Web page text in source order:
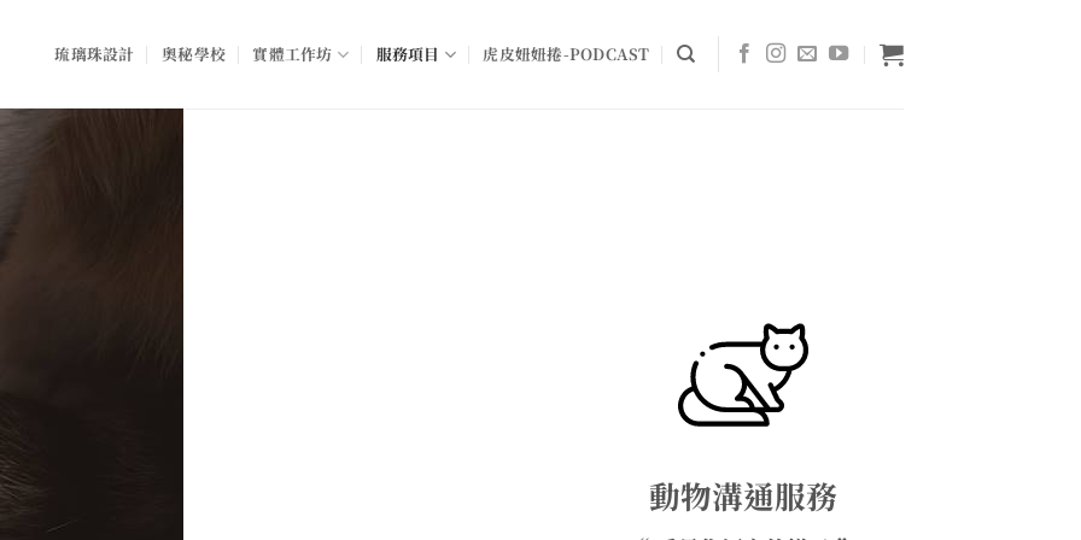
琉璃珠設計 奧秘學校 實體工作坊 服務項目 虎皮妞妞捲-PODCAST
動物溝通服務